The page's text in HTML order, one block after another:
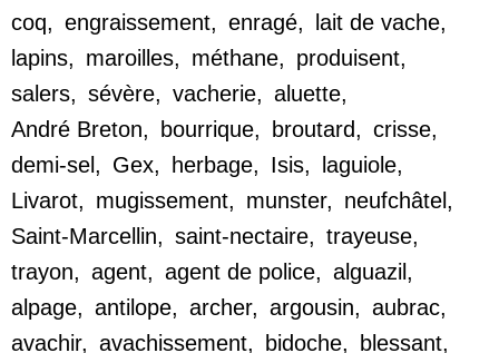
coq, engraissement, enragé, lait de vache,
lapins, maroilles, méthane, produisent,
salers, sévère, vacherie, aluette,
André Breton, bourrique, broutard, crisse,
demi-sel, Gex, herbage, Isis, laguiole,
Livarot, mugissement, munster, neufchâtel,
Saint-Marcellin, saint-nectaire, trayeuse,
trayon, agent, agent de police, alguazil,
alpage, antilope, archer, argousin, aubrac,
avachir, avachissement, bidoche, blessant,